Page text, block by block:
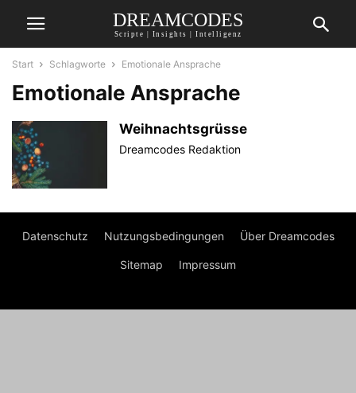
DREAMCODES
Scripte | Insights | Intelligenz
Start Schlagworte Emotionale Ansprache
Emotionale Ansprache
Weihnachtsgrüsse
Dreamcodes Redaktion
Datenschutz Nutzungsbedingungen Über Dreamcodes
Sitemap Impressum